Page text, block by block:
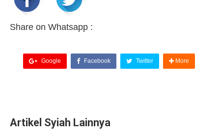
Share on Whatsapp :
Google Facebook Twitter More
Artikel Syiah Lainnya